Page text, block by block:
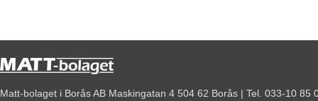
Matt-bolaget i Borås AB Maskingatan 4 504 62 Borås | Tel. 033-10